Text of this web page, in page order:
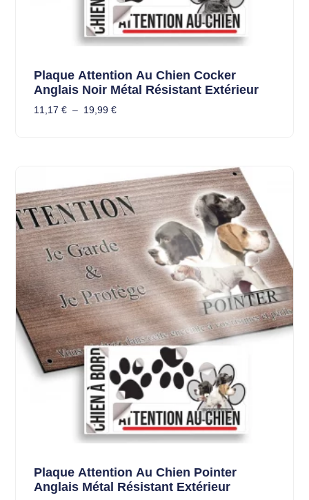
Plaque Attention Au Chien Cocker
Anglais Noir Métal Résistant Extérieur
11,17 € – 19,99 €
Plaque Attention Au Chien Pointer
Anglais Métal Résistant Extérieur